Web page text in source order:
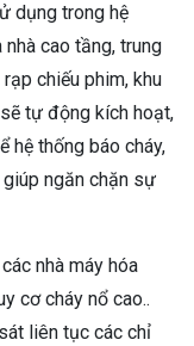
dụng trong hệ
cao tầng, trung
chiếu phim, khu
tự động kích hoạt,
hệ thống báo cháy,
ngăn chặn sự
nhà máy hóa
cơ cháy nổ cao..
liên tục các chỉ